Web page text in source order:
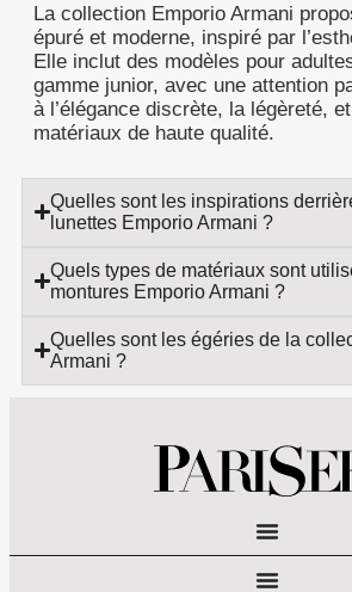
La collection Emporio Armani
épuré et moderne, inspiré par
Elle inclut des modèles pour
gamme junior, avec une attention
à l’élégance discrète, la légèreté,
matériaux de haute qualité.
Quelles sont les inspirations
lunettes Emporio Armani ?
Quels types de matériaux sont
montures Emporio Armani ?
Quelles sont les égéries de la
Armani ?